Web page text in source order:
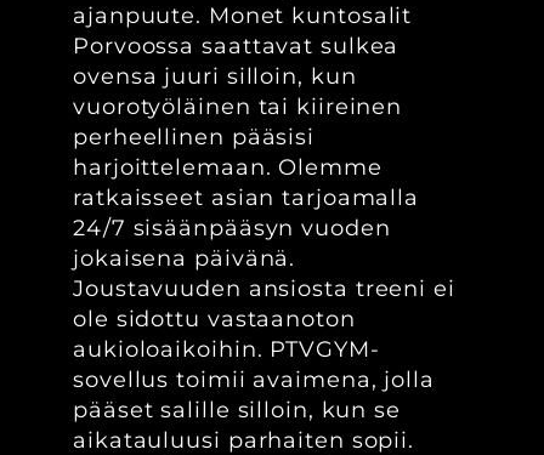
ajanpuute. Monet kuntosalit
Porvoossa saattavat sulkea
ovensa juuri silloin, kun
vuorotyöläinen tai kiireinen
perheellinen pääsisi
harjoittelemaan. Olemme
ratkaisseet asian tarjoamalla
24/7 sisäänpääsyn vuoden
jokaisena päivänä.
Joustavuuden ansiosta treeni ei
ole sidottu vastaanoton
aukioloaikoihin. PTVGYM-
sovellus toimii avaimena, jolla
pääset salille silloin, kun se
aikatauluusi parhaiten sopii.